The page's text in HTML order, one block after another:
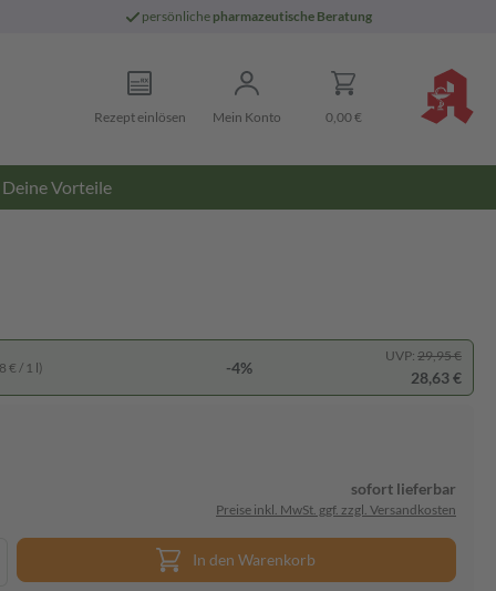
persönliche pharmazeutische Beratung
Rezept einlösen Mein Konto 0,00 €
Deine Vorteile
€ / 1 l) -4%
UVP: 29,95 €
28,63 €
sofort lieferbar
Preise inkl. MwSt. ggf. zzgl. Versandkosten
In den Warenkorb